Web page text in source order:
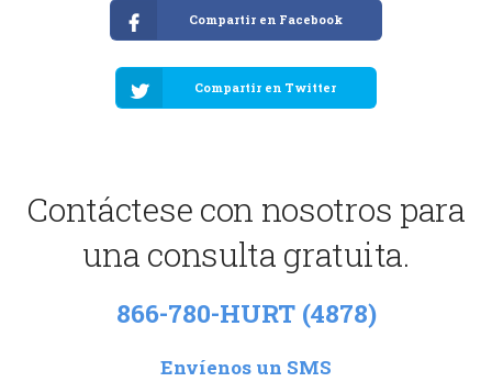
Compartir en Facebook
Compartir en Twitter
Contáctese con nosotros para
una consulta gratuita.
866-780-HURT (4878)
Envíenos un SMS